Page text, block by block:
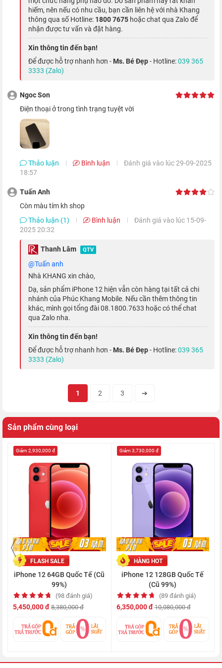
Năm ngoái, cụm camera của iPhone 11 đã nhận được rất
nhiều lời khen nhờ khả năng chụp đêm tốt. Đến iPhone 12
được tăng thêm 27%. Vì vậy, dù bạn chụp hình hay quay video
Quay video 4K HDR sắc nét và trọn vẹn
Giờ đây, bạn có thể quay video với chất lượng 4K HDR cùng
công nghệ Dolby Vision trên thế hệ iPhone 12 2020, màu sắc
và chi tiết sẽ được thể hiện trọn vẹn hơn bao giờ hết.
Siêu 5G nhanh hơn và thông minh hơn
iPhone 12 là chiếc smartphone đầu tiên của Nhà Táo được
trang bị công nghệ 5G, cho phép bạn tải về những bộ phim chất
lượng cao hay các ứng dụng nặng chỉ trong chớp mắt.
hiếm, nên nếu có nhu cầu, bạn cần liên hệ với nhà Khang
thông qua số Hotline: 1800 7675 hoặc chat qua Zalo để
nhận được tư vấn và đặt hàng.
Xin thông tin đến bạn!
Để được hỗ trợ nhanh hơn - Ms. Bé Đẹp- Hotline:039 365
3333 (Zalo)
Ngoc Son
điện thoại ở trong tình trạng tuyệt vời
Thảo luận Bình luận
Đánh giá vào lúc 29-09-2025
18:57
Tuấn Anh
còn màu tím kh shop
Thảo luận (1)
Bình luận
Đánh giá vào lúc 15-09-
2025 20:32
Thanh Lâm QTV
@Tuấn anh
Nhà KHANG xin chào,
Dạ, sản phẩm iPhone 12 hiện vẫn còn hàng tại tất cả chi
nhánh của Phúc Khang Mobile. Nếu cần thêm thông tin
khác, mình gọi tổng đài 08.1800.7633 hoặc có thể chat
qua Zalo nha.
Xin thông tin đến bạn!
Để được hỗ trợ nhanh hơn - Ms. Bé Đẹp- Hotline:039 365
3333 (Zalo)
1 2 3 ➔
Sản phẩm cùng loại
FLASH SALE
iPhone 12 64GB Quốc Tế (Cũ
99%)
(98 đánh giá)
5,450,000 đ 8,380,000 đ
Giảm 2,930,000 đ
HÀNG HOT
iPhone 12 128GB Quốc Tế
(Cũ 99%)
(89 đánh giá)
6,350,000 đ 10,080,000 đ
Giảm 3,730,000 đ